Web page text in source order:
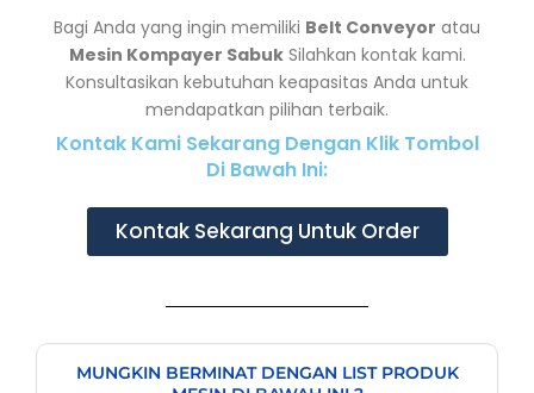
Bagi Anda yang ingin memiliki Belt Conveyor atau
Mesin Kompayer SabukSilahkan kontak kami.
Konsultasikan kebutuhan keapasitas Anda untuk
mendapatkan pilihan terbaik.
Kontak Kami Sekarang Dengan Klik Tombol
Di Bawah Ini:
Kontak Sekarang Untuk Order
MUNGKIN BERMINAT DENGAN LIST PRODUK